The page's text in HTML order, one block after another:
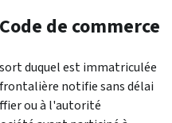
de commerce
duquel est immatriculée
notifie sans délai
ou à l'autorité